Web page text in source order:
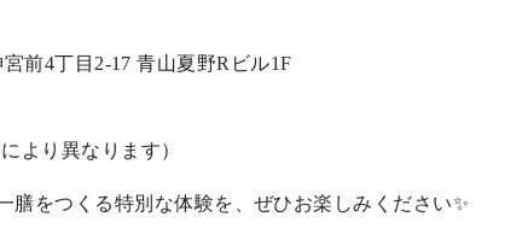
前4丁目2-17 青山夏野Rビル1F
より異なります）
膳をつくる特別な体験を、ぜひお楽しみください✨